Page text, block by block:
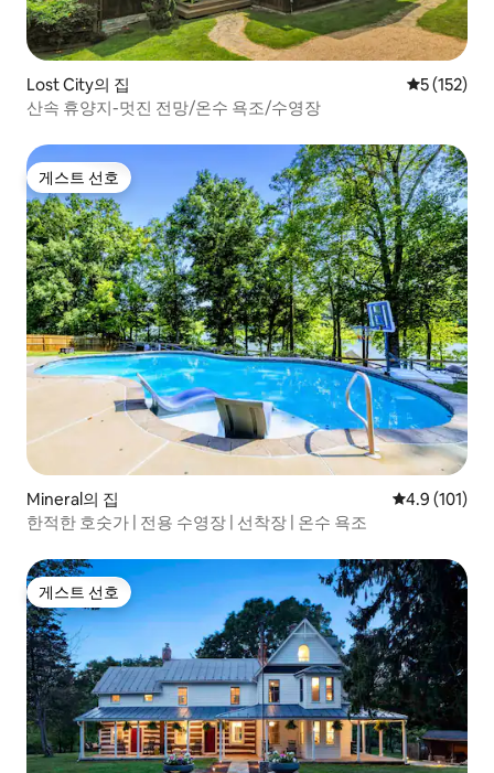
Lost City의 집 평점 5점(5
5 (152)
산속 휴양지-멋진 전망/온수 욕조/수영장
게스트 선호
게스트 선호
Mineral의 집 평점 4.9점(5
4.9 (101)
한적한 호숫가 | 전용 수영장 | 선착장 | 온수 욕조
게스트 선호
게스트 선호